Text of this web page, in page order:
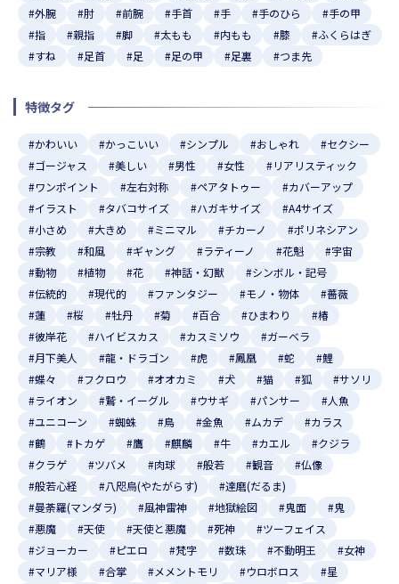
#外腕
#肘 #前腕 #手首 #手 #手のひら
#手の甲
#指
#親指 #脚 #太もも #内もも #膝
#ふくらはぎ
#すね
#足首 #足 #足の甲 #足裏 #つま先
特徴タグ
#かわいい #かっこいい #シンプル #おしゃれ
#セクシー
#ゴージャス
#美しい #男性 #女性
#リアリスティック
#ワンポイント
#左右対称 #ペアタトゥー
#カバーアップ
#イラスト
#タバコサイズ #ハガキサイズ
#A4サイズ
#小さめ
#大きめ #ミニマル #チカーノ
#ポリネシアン
#宗教
#和風 #ギャング #ラティーノ #花魁
#宇宙
#動物
#植物 #花 #神話・幻獣
#シンボル・記号
#伝統的
#現代的 #ファンタジー #モノ・物体
#薔薇
#蓮
#桜 #牡丹 #菊 #百合 #ひまわり
#椿
#彼岸花
#ハイビスカス #カスミソウ
#ガーベラ
#月下美人
#龍・ドラゴン #虎 #鳳凰 #蛇
#鯉
#蝶々
#フクロウ #オオカミ #犬 #猫 #狐
#サソリ
#ライオン
#鷲・イーグル #ウサギ #パンサー
#人魚
#ユニコーン
#蜘蛛 #鳥 #金魚 #ムカデ
#カラス
#鶴
#トカゲ #鷹 #麒麟 #牛 #カエル
#クジラ
#クラゲ
#ツバメ #肉球 #般若 #観音
#仏像
#般若心経
#八咫烏(やたがらす)
#達磨(だるま)
#曼荼羅(マンダラ)
#風神雷神 #地獄絵図 #鬼面
#鬼
#悪魔
#天使 #天使と悪魔 #死神
#ツーフェイス
#ジョーカー
#ピエロ #梵字 #数珠 #不動明王
#女神
#マリア様
#合掌 #メメントモリ #ウロボロス
#星